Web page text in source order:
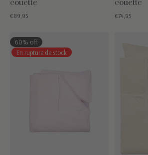
couette
€89,95
couette
€74,95
60% off
En rupture de stock